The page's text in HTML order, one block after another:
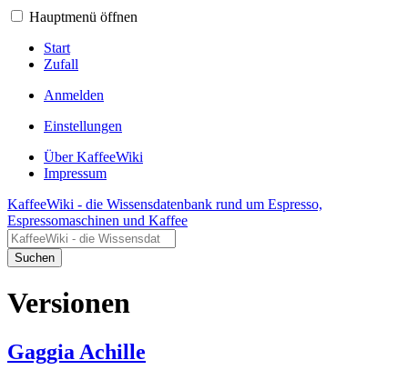
Hauptmenü öffnen
Start
Zufall
Anmelden
Einstellungen
Über KaffeeWiki
Impressum
KaffeeWiki - die Wissensdatenbank rund um Espresso,
Espressomaschinen und Kaffee
Suchen
Versionen
Gaggia Achille